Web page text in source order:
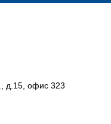
д.15, офис 323